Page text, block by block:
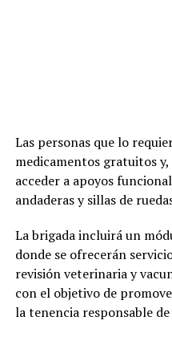
Las personas que lo
medicamentos gratuitos
acceder a apoyos
andaderas y sillas de
La brigada incluirá un
donde se ofrecerán
revisión veterinaria y
con el objetivo de
la tenencia responsable